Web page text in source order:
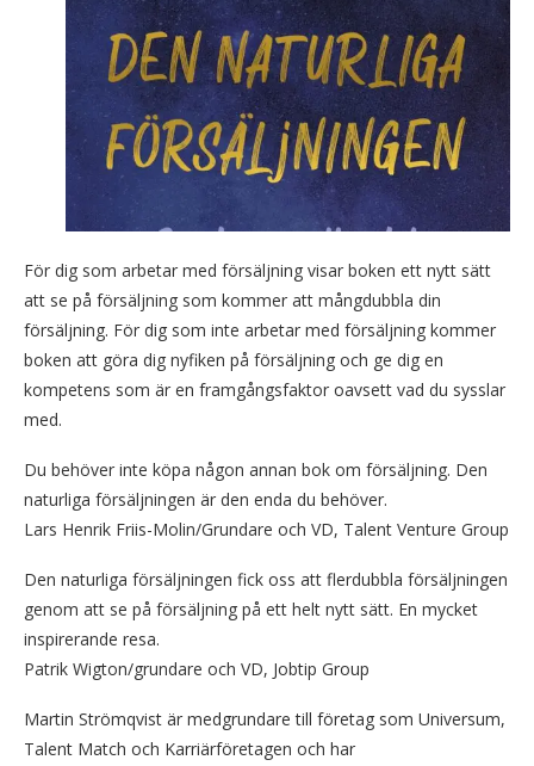
För dig som arbetar med försäljning visar boken ett nytt sätt
att se på försäljning som kommer att mångdubbla din
försäljning. För dig som inte arbetar med försäljning kommer
boken att göra dig nyfiken på försäljning och ge dig en
kompetens som är en framgångsfaktor oavsett vad du sysslar
med.
Du behöver inte köpa någon annan bok om försäljning. Den
naturliga försäljningen är den enda du behöver.
Lars Henrik Friis-Molin/Grundare och VD, Talent Venture Group
Den naturliga försäljningen fick oss att flerdubbla försäljningen
genom att se på försäljning på ett helt nytt sätt. En mycket
inspirerande resa.
Patrik Wigton/grundare och VD, Jobtip Group
Martin Strömqvist är medgrundare till företag som Universum,
Talent Match och Karriärföretagen och har